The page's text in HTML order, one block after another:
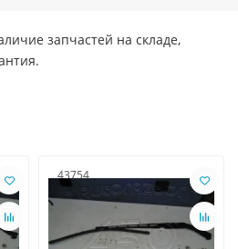
запчастей на складе,
43754